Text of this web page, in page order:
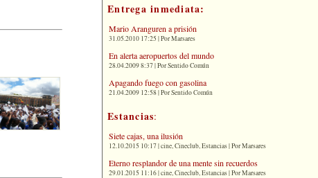
Entrega inmediata:
Mario Aranguren a prisión
31.05.2010 17:25 | Por Marsares
En alerta aeropuertos del mundo
28.04.2009 8:37 | Por Sentido Común
Apagando fuego con gasolina
21.04.2009 12:58 | Por Sentido Común
Estancias:
Siete cajas, una ilusión
12.10.2015 10:17 | cine, Cineclub, Estancias | Por Marsares
Eterno resplandor de una mente sin recuerdos
29.01.2015 11:16 | cine, Cineclub, Estancias | Por Marsares